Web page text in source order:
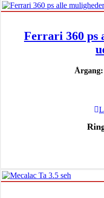
Ferrari 360 ps
Årgang: